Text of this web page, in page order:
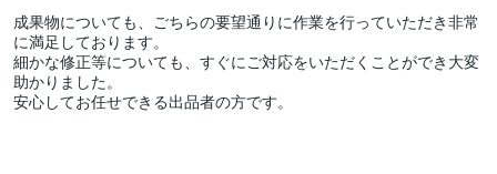
成果物についても、ごちらの要望通りに作業を行っていただき非常
に満足しております。
細かな修正等についても、すぐにご対応をいただくことができ大変
助かりました。
安心してお任せできる出品者の方です。